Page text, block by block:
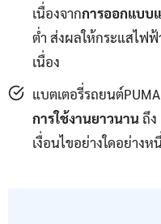
เนื่องจากการออกแบบ
ต่ำ ส่งผลให้กระแสไฟฟ้
เนื่อง
แบตเตอรี่รถยนต์
การใช้งานยาวนานถึง
เงื่อนไขอย่างใดอย่าง